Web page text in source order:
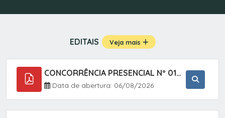
EDITAIS Veja mais
CONCORRÊNCIA PRESENCIAL Nº 019/2025 - PAVIMENTAÇÃO ASFÁLTICA EM TRECHO DA RUA 2 NO BAIRRO VILA SOARES NO MUNICÍPIO DE SETE BARRAS/SP.
Data de abertura: 06/08/2026